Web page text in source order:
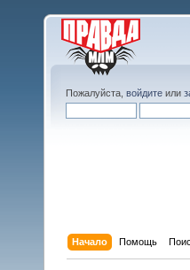
Пожалуйста, войдите или
Начало Помощь